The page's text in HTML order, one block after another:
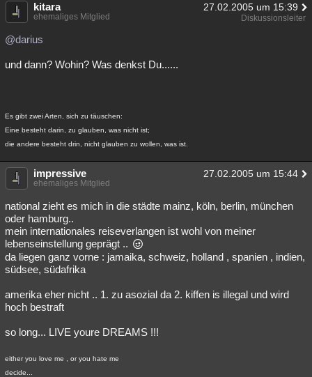
kitara 27.02.2005 um 15:39
ehemaliges Mitglied Diskussionsleiter
@darius
und dann? Wohin? Was denkst Du......
Es gibt zwei Arten, sich zu täuschen:
Eine besteht darin, zu glauben, was nicht ist;
die andere besteht drin, nicht glauben zu wollen, was ist.
impressive 27.02.2005 um 15:44
ehemaliges Mitglied
national zieht es mich in die städte mainz, köln, berlin, münchen
oder hamburg..
mein internationales reiseverlangen ist wohl von meiner
lebenseinstellung geprägt ..
da liegen ganz vorne : jamaika, schweiz, holland , spanien , indien,
südsee, südafrika
amerika eher nicht .. 1. zu asozial da 2. kiffen is illegal und wird
hoch bestraft
so long... LIVE youre DREAMS !!!
either you love me , or you hate me
decide...